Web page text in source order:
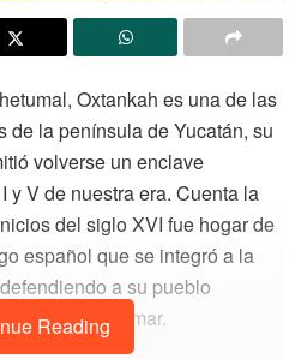
Oxtankah es una de las
de la península de Yucatán, su
volverse un enclave
y V de nuestra era. Cuenta la
del siglo XVI fue hogar de
español que se integró a la
a su pueblo
de ultramar.
Reading